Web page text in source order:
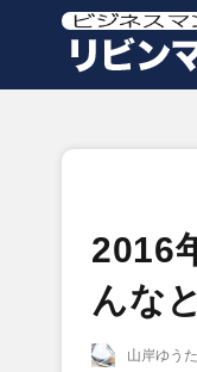
2016
んな
山岸ゆう